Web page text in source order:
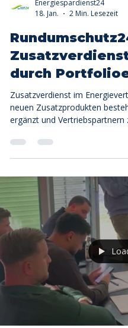
18. Jan.
2 Min. Lesezeit
durch
Zusatzverdienst im
ergänzt und